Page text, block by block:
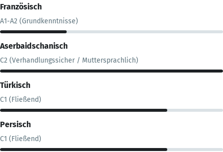
Französisch
A1-A2 (Grundkenntnisse)
Aserbaidschanisch
C2 (Verhandlungssicher / Muttersprachlich)
Türkisch
C1 (Fließend)
Persisch
C1 (Fließend)